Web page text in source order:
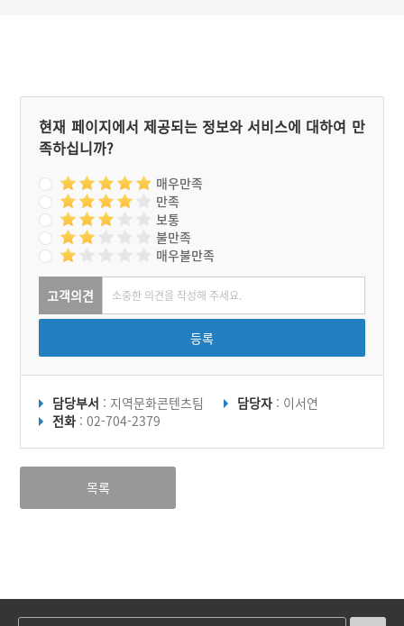
현재 페이지에서 제공되는 정보와 서비스에 대하여 만
족하십니까?
매우만족
만족
보통
불만족
매우불만족
고객의견
등록
담당부서 : 지역문화콘텐츠팀 담당자 : 이서연
전화 : 02-704-2379
목록